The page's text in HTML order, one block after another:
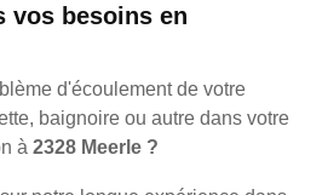
vos besoins en
d'écoulement de votre
baignoire ou autre dans votre
à 2328 Meerle ?